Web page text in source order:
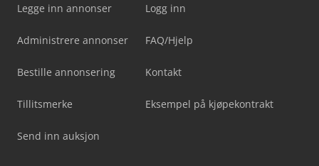
Legge inn annonser
Administrere annonser
Bestille annonsering
Tillitsmerke
Send inn auksjon
Logg inn
FAQ/Hjelp
Kontakt
Eksempel på kjøpekontrakt